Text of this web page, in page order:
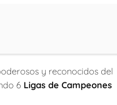
y reconocidos del
6 Ligas de Campeones